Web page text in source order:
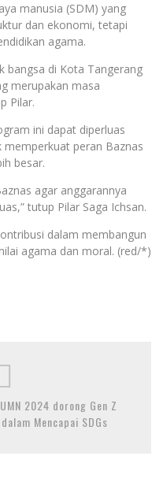
manusia (SDM) yang
dan ekonomi, tetapi
agama.
bangsa di Kota Tangerang
merupakan masa
Pilar.
ini dapat diperluas
peran Baznas
besar.
agar anggarannya
tutup Pilar Saga Ichsan.
dalam membangun
agama dan moral. (red/*)
2024 dorong Gen Z
Mencapai SDGs